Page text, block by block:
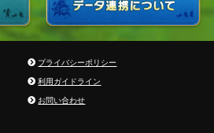
プライバシーポリシー
利用ガイドライン
お問い合わせ